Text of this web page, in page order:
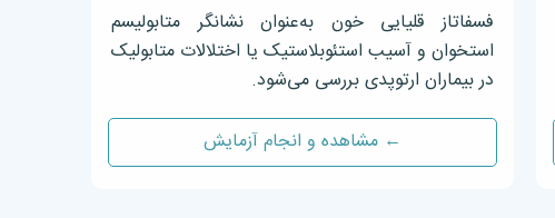
فسفاتاز قلیایی خون به‌عنوان نشانگر متابولیسم
استخوان و آسیب استئوبلاستیک یا اختلالات متابولیک
در بیماران ارتوپدی بررسی می‌شود.
← مشاهده و انجام آزمایش